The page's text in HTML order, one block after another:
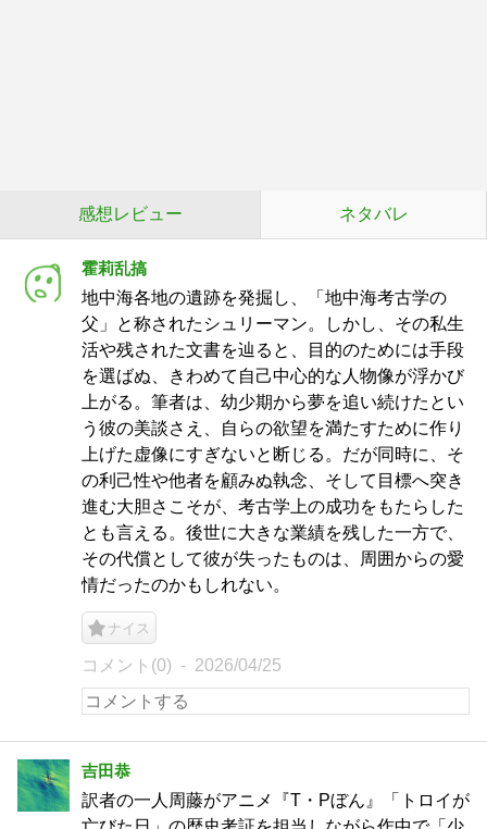
感想レビュー ネタバレ
霍莉乱搞
地中海各地の遺跡を発掘し、「地中海考古学の
父」と称されたシュリーマン。しかし、その私生
活や残された文書を辿ると、目的のためには手段
を選ばぬ、きわめて自己中心的な人物像が浮かび
上がる。筆者は、幼少期から夢を追い続けたとい
う彼の美談さえ、自らの欲望を満たすために作り
上げた虚像にすぎないと断じる。だが同時に、そ
の利己性や他者を顧みぬ執念、そして目標へ突き
進む大胆さこそが、考古学上の成功をもたらした
とも言える。後世に大きな業績を残した一方で、
その代償として彼が失ったものは、周囲からの愛
情だったのかもしれない。
ナイス
コメント(0) 2026/04/25
吉田恭
訳者の一人周藤がアニメ『T・Pぼん』「トロイが